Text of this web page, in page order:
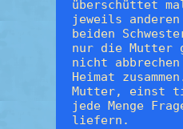
überschüttet
jeweils
beiden
nur die Mutter
nicht
Heimat
Mutter, einst
jede Menge
liefern.